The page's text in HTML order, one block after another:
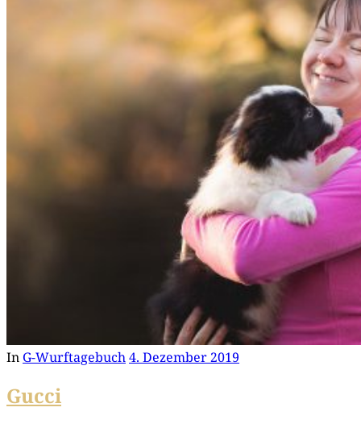
In G-Wurftagebuch4. Dezember 2019
Gucci